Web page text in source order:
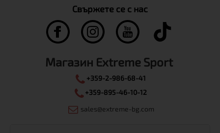
Свържете се с нас
Магазин Extreme Sport
+359-2-986-68-41
+359-895-46-10-12
sales@extreme-bg.com